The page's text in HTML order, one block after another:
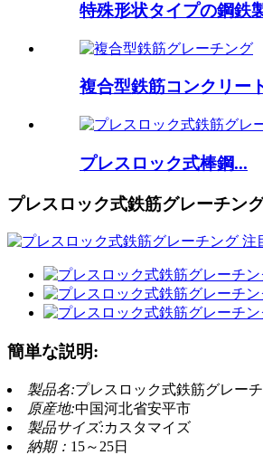
特殊形状タイプの鋼鉄
複合型鉄筋コンクリー
プレスロック式棒鋼...
プレスロック式鉄筋グレーチン
簡単な説明:
製品名:プレスロック式鉄筋グレー
原産地:中国河北省安平市
製品サイズ:カスタマイズ
納期： 15～25日